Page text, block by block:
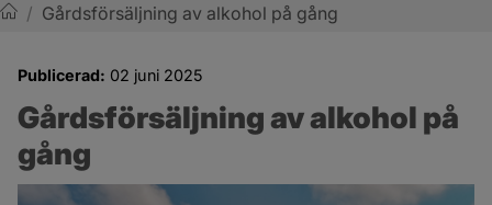
/ Gårdsförsäljning av alkohol på gång
Publicerad: 02 juni 2025
Gårdsförsäljning av alkohol på
gång